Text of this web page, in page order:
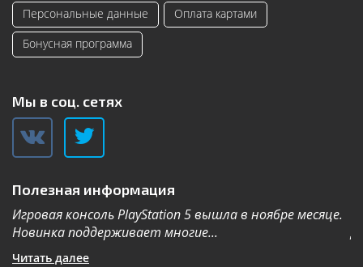
Персональные данные
Оплата картами
Бонусная программа
Мы в соц. сетях
Полезная информация
Игровая консоль PlayStation 5 вышла в ноябре месяце.
Новинка поддерживает многие...
Читать далее